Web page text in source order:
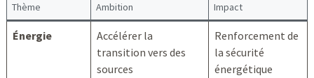
Thème Ambition Impact
Énergie
Accélérer la
transition vers des
sources
Renforcement de
la sécurité
énergétique